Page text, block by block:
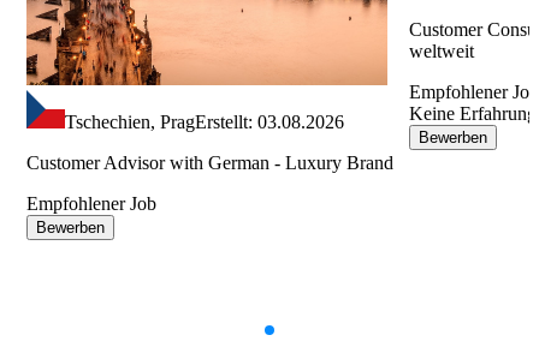
Tschechien, PragErstellt: 03.08.2026
Customer Advisor with German - Luxury Brand
Empfohlener Job
Bewerben
Customer
weltweit
Empfohlener Job
Keine
Bewerben